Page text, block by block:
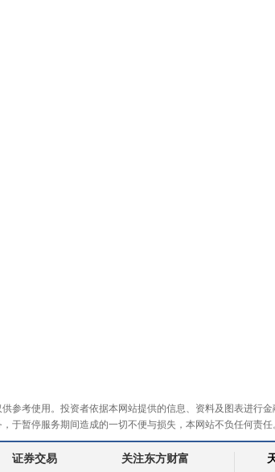
参考使用。投资者依据本网站提供的信息、资料及图表进
于暂停服务期间造成的一切不便与损失，本网站不负任何责任
证券交易 关注东方财富